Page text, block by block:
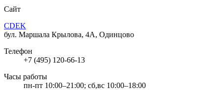
Сайт
CDEK
бул. Маршала Крылова, 4А, Одинцово
Телефон
+7 (495) 120-66-13
Часы работы
пн-пт 10:00–21:00; сб,вс 10:00–18:00